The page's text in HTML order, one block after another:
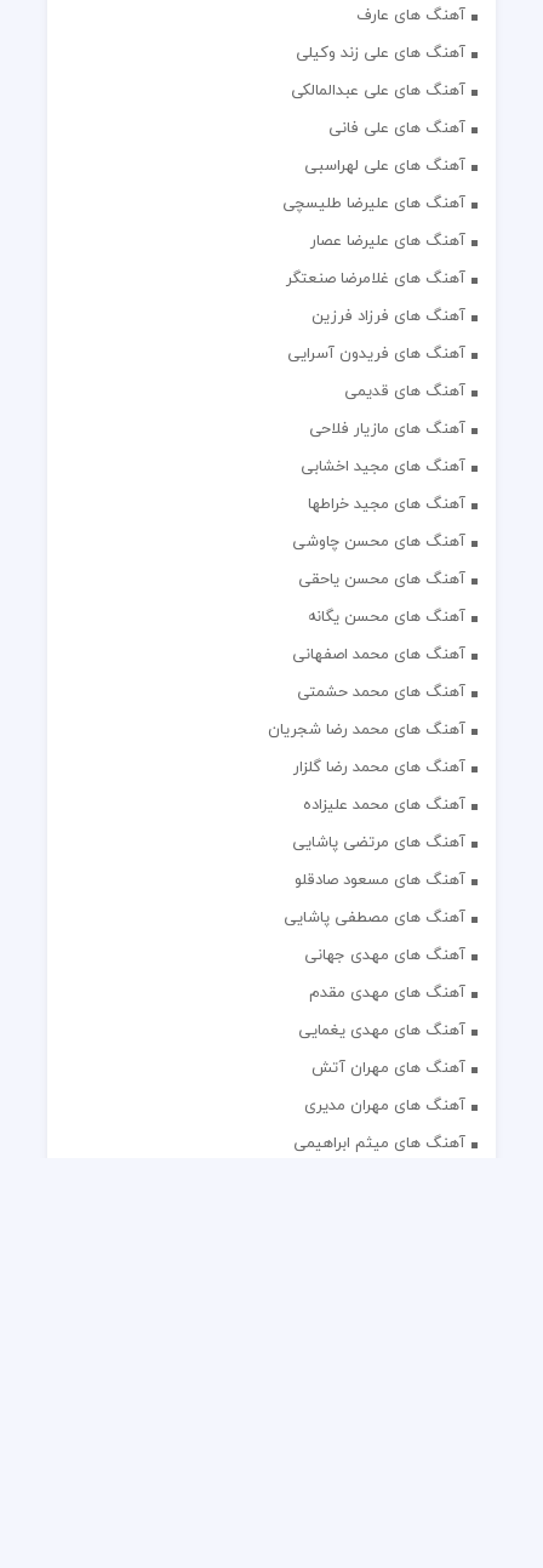
آهنگ های عارف
آهنگ های علی زند وکیلی
آهنگ های علی عبدالمالکی
آهنگ های علی فانی
آهنگ های علی لهراسبی
آهنگ های علیرضا طلیسچی
آهنگ های علیرضا عصار
آهنگ های غلامرضا صنعتگر
آهنگ های فرزاد فرزین
آهنگ های فریدون آسرایی
آهنگ های قدیمی
آهنگ های مازیار فلاحی
آهنگ های مجید اخشابی
آهنگ های مجید خراطها
آهنگ های محسن چاوشی
آهنگ های محسن یاحقی
آهنگ های محسن یگانه
آهنگ های محمد اصفهانی
آهنگ های محمد حشمتی
آهنگ های محمد رضا شجریان
آهنگ های محمد رضا گلزار
آهنگ های محمد علیزاده
آهنگ های مرتضی پاشایی
آهنگ های مسعود صادقلو
آهنگ های مصطفی پاشایی
آهنگ های مهدی جهانی
آهنگ های مهدی مقدم
آهنگ های مهدی یغمایی
آهنگ های مهران آتش
آهنگ های مهران مدیری
آهنگ های میثم ابراهیمی